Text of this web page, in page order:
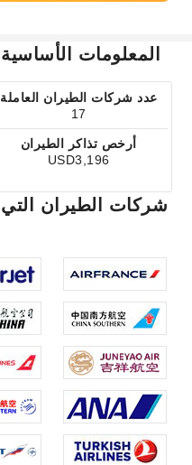
Osaka(Itami) Havana المعلومات الأساسية
عدد شركات الطيران العاملة
17
أرخص تذاكر الطيران
USD3,196